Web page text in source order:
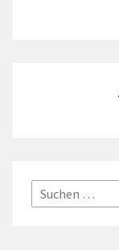
Suche
nach: